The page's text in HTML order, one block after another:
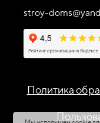
stroy-
Политика